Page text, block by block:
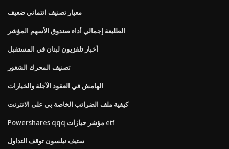
معيار تصنيف ائتماني ضعيف
الطليعة إجمالي أداء صندوق الأسهم المؤشر
أخبار تلفزيون لبنان في المستقبل
تصنيف المحرك الشغور
الهامش في العقود الآجلة والخيارات
كيفية ملف الضرائب الخاصة بي على الانترنت
Powershares qqq مؤشر حيازات etf
ستيف نيلسون توقف التداول